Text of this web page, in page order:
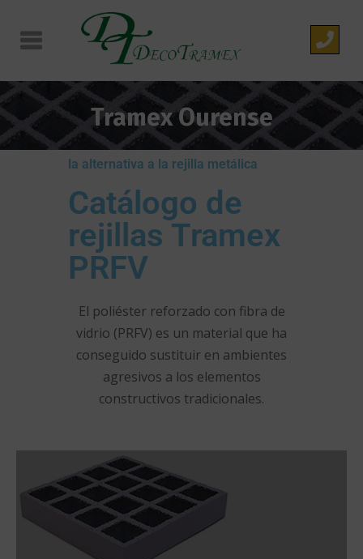
Tramex Ourense
la alternativa a la rejilla metálica
Catálogo de
rejillas Tramex
PRFV
El poliéster reforzado con fibra de
vidrio (PRFV) es un material que ha
conseguido sustituir en ambientes
agresivos a los elementos
constructivos tradicionales.